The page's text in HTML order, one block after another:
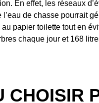
En effet, les réseaux
de chasse pourrait
papier toilette tout en
chaque jour et 168
CHOISIR